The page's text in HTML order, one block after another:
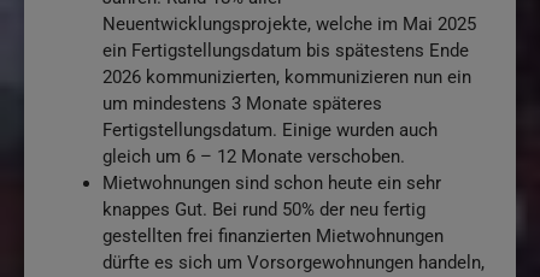
Neuentwicklungsprojekte, welche im Mai 2025
ein Fertigstellungsdatum bis spätestens Ende
2026 kommunizierten, kommunizieren nun ein
um mindestens 3 Monate späteres
Fertigstellungsdatum. Einige wurden auch
gleich um 6 – 12 Monate verschoben.
Mietwohnungen sind schon heute ein sehr
knappes Gut. Bei rund 50% der neu fertig
gestellten frei finanzierten Mietwohnungen
dürfte es sich um Vorsorgewohnungen handeln,